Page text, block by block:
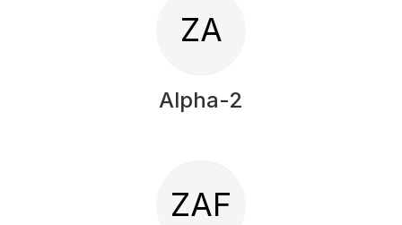
ZA
Alpha-2
ZAF